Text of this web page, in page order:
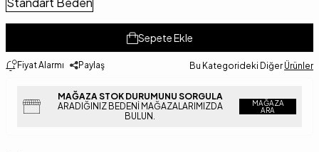
Sepete Ekle
Fiyat Alarmı Paylaş Bu Kategorideki Diğer Ürünler
MAĞAZA STOK DURUMUNU SORGULA
ARADIĞINIZ BEDENI MAĞAZALARIMIZDA
BULUN.
MAĞAZA
ARA